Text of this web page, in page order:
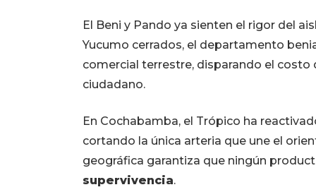
El Beni y Pando ya sienten el rigor del
Yucumo cerrados, el departamento
comercial terrestre, disparando el costo
ciudadano.
En Cochabamba, el Trópico ha
cortando la única arteria que une el
geográfica garantiza que ningún
supervivencia.